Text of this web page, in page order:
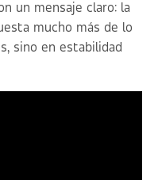
un mensaje claro: la
mucho más de lo
sino en estabilidad